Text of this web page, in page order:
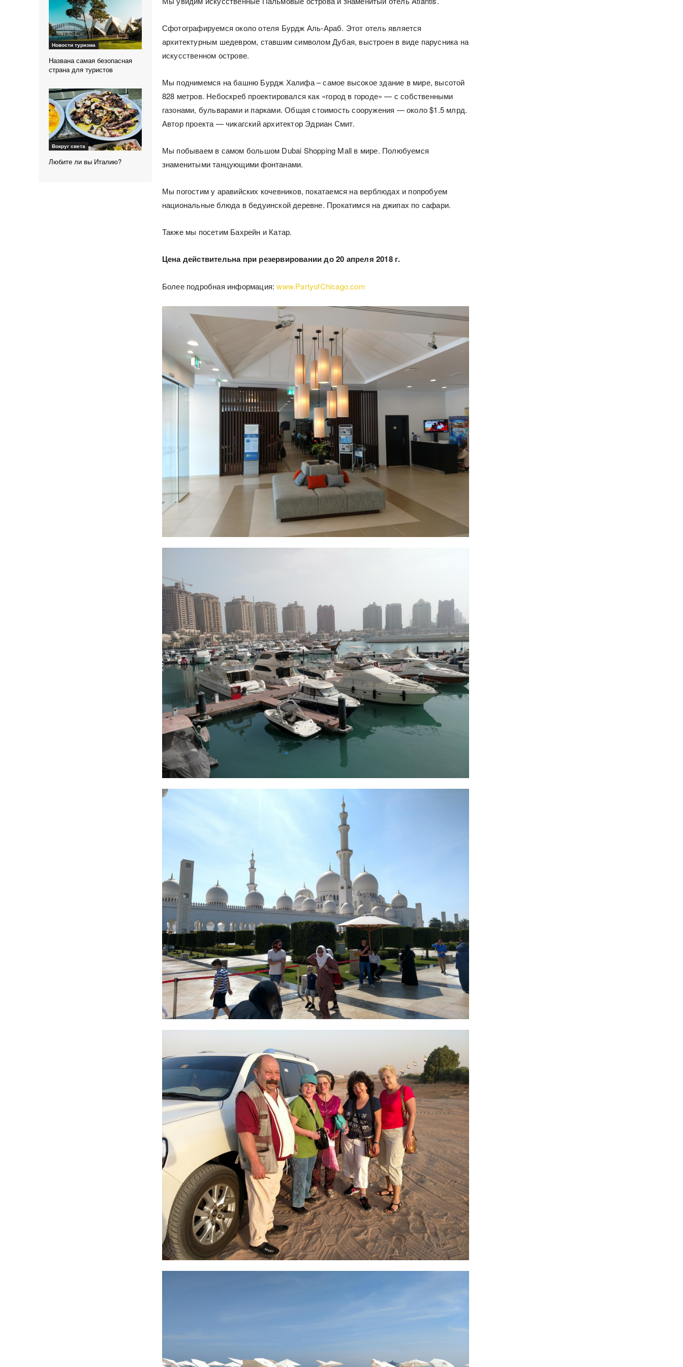
Новости туризма
Названа самая безопасная
страна для туристов
Вокруг света
Любите ли вы Италию?
Сфотографируемся около отеля Бурдж Аль-Араб. Этот отель является
архитектурным шедевром, ставшим символом Дубая, выстроен в виде парусника на
искусственном острове.
Мы поднимемся на башню Бурдж Халифа – самое высокое здание в мире, высотой
828 метров. Небоскреб проектировался как «город в городе» — с собственными
газонами, бульварами и парками. Общая стоимость сооружения — около $1.5 млрд.
Автор проекта — чикагский архитектор Эдриан Смит.
Мы побываем в самом большом Dubai Shopping Mall в мире. Полюбуемся
знаменитыми танцующими фонтанами.
Мы погостим у аравийских кочевников, покатаемся на верблюдах и попробуем
национальные блюда в бедуинской деревне. Прокатимся на джипах по сафари.
Также мы посетим Бахрейн и Катар.
Цена действительна при резервировании до 20 апреля 2018 г.
Более подробная информация:www.PartyofChicago.com